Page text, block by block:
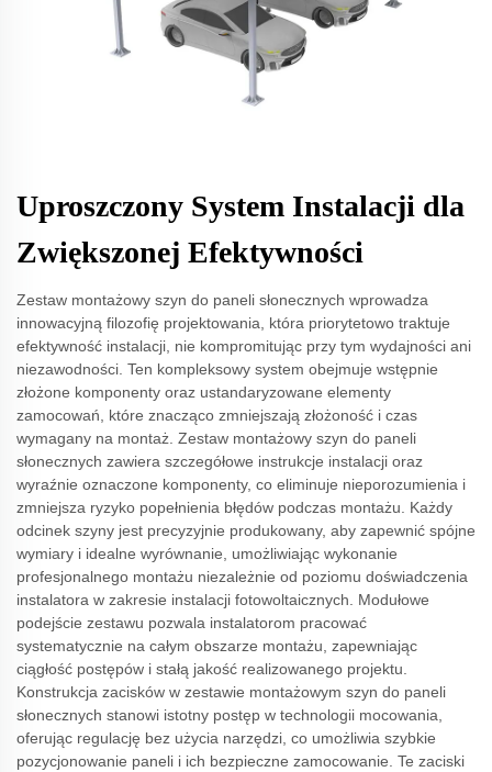
Uproszczony System Instalacji dla
Zwiększonej Efektywności
Zestaw montażowy szyn do paneli słonecznych wprowadza
innowacyjną filozofię projektowania, która priorytetowo traktuje
efektywność instalacji, nie kompromitując przy tym wydajności ani
niezawodności. Ten kompleksowy system obejmuje wstępnie
złożone komponenty oraz ustandaryzowane elementy
zamocowań, które znacząco zmniejszają złożoność i czas
wymagany na montaż. Zestaw montażowy szyn do paneli
słonecznych zawiera szczegółowe instrukcje instalacji oraz
wyraźnie oznaczone komponenty, co eliminuje nieporozumienia i
zmniejsza ryzyko popełnienia błędów podczas montażu. Każdy
odcinek szyny jest precyzyjnie produkowany, aby zapewnić spójne
wymiary i idealne wyrównanie, umożliwiając wykonanie
profesjonalnego montażu niezależnie od poziomu doświadczenia
instalatora w zakresie instalacji fotowoltaicznych. Modułowe
podejście zestawu pozwala instalatorom pracować
systematycznie na całym obszarze montażu, zapewniając
ciągłość postępów i stałą jakość realizowanego projektu.
Konstrukcja zacisków w zestawie montażowym szyn do paneli
słonecznych stanowi istotny postęp w technologii mocowania,
oferując regulację bez użycia narzędzi, co umożliwia szybkie
pozycjonowanie paneli i ich bezpieczne zamocowanie. Te zaciski